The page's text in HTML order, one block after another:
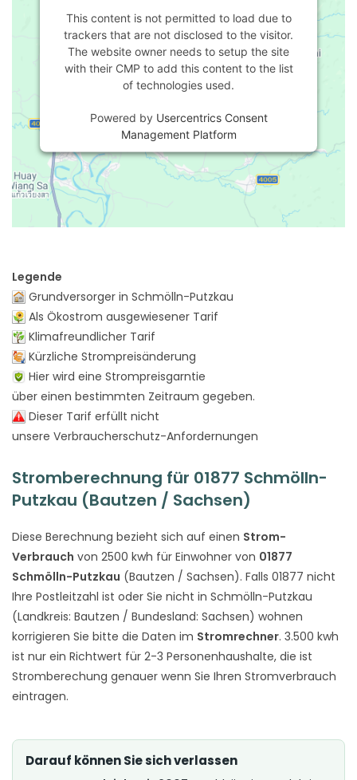
This content is not permitted to load due to
trackers that are not disclosed to the visitor.
The website owner needs to setup the site
with their CMP to add this content to the list
of technologies used.
Powered by Usercentrics Consent
Management Platform
Legende
Grundversorger in Schmölln-Putzkau
Als Ökostrom ausgewiesener Tarif
Klimafreundlicher Tarif
Kürzliche Strompreisänderung
Hier wird eine Strompreisgarntie
über einen bestimmten Zeitraum gegeben.
Dieser Tarif erfüllt nicht
unsere Verbraucherschutz-Anfordernungen
Stromberechnung für 01877 Schmölln-
Putzkau (Bautzen / Sachsen)
Diese Berechnung bezieht sich auf einen Strom-
Verbrauch von 2500 kwh für Einwohner von 01877
Schmölln-Putzkau (Bautzen / Sachsen). Falls 01877 nicht
Ihre Postleitzahl ist oder Sie nicht in Schmölln-Putzkau
(Landkreis: Bautzen / Bundesland: Sachsen) wohnen
korrigieren Sie bitte die Daten im Stromrechner. 3.500 kwh
ist nur ein Richtwert für 2-3 Personenhaushalte, die ist
Stromberechung genauer wenn Sie Ihren Stromverbrauch
eintragen.
Darauf können Sie sich verlassen